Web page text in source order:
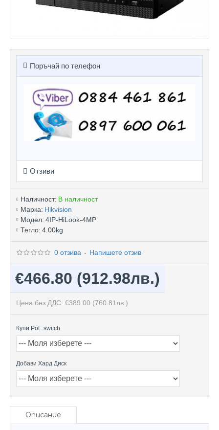
Поръчай по телефон
Отзиви
Наличност: В наличност
Марка: Hikvision
Модел: 4IP-HiLook-4MP
Тегло: 4.00kg
0 отзива - Напишете отзив
€466.80 (912.98лв.)
Цена без ДДС: €389.00 (760.81лв.)
Купи PoE switch
Добави Хард Диск
Описание